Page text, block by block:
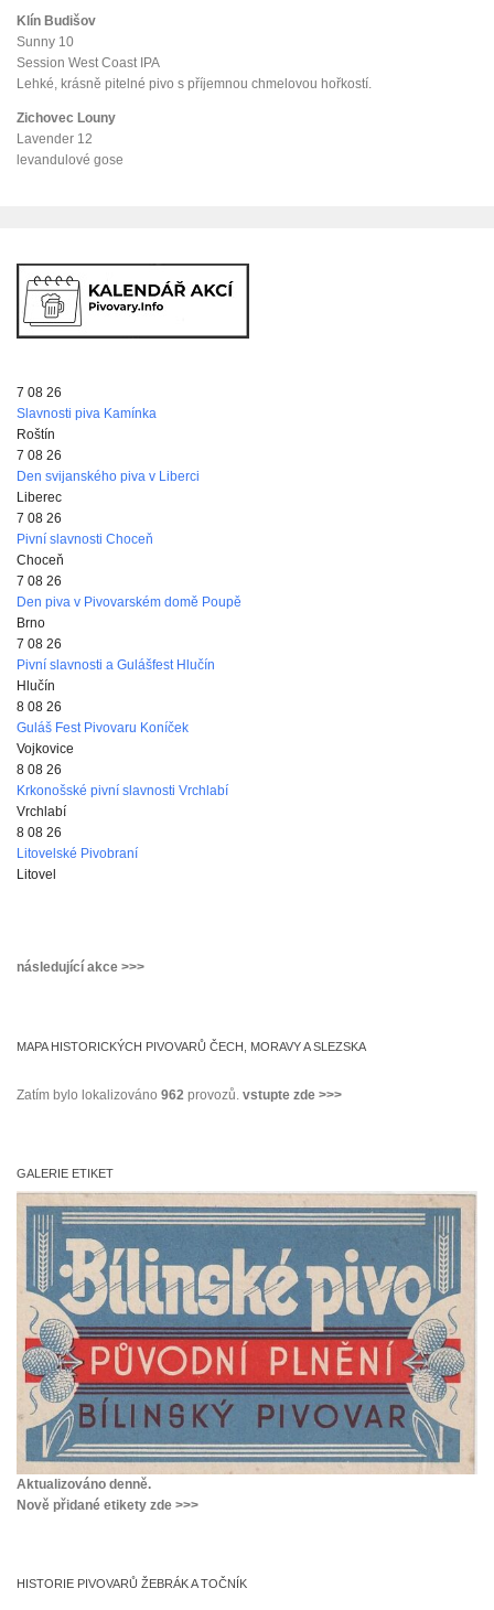
Klín Budišov
Sunny 10
Session West Coast IPA
Lehké, krásně pitelné pivo s příjemnou chmelovou hořkostí.
Zichovec Louny
Lavender 12
levandulové gose
7 08 26
Slavnosti piva Kamínka
Roštín
7 08 26
Den svijanského piva v Liberci
Liberec
7 08 26
Pivní slavnosti Choceň
Choceň
7 08 26
Den piva v Pivovarském domě Poupě
Brno
7 08 26
Pivní slavnosti a Gulášfest Hlučín
Hlučín
8 08 26
Guláš Fest Pivovaru Koníček
Vojkovice
8 08 26
Krkonošské pivní slavnosti Vrchlabí
Vrchlabí
8 08 26
Litovelské Pivobraní
Litovel
následující akce >>>
MAPA HISTORICKÝCH PIVOVARŮ ČECH, MORAVY A SLEZSKA
Zatím bylo lokalizováno 962 provozů. vstupte zde >>>
GALERIE ETIKET
Aktualizováno denně.
Nově přidané etikety zde >>>
HISTORIE PIVOVARŮ ŽEBRÁK A TOČNÍK